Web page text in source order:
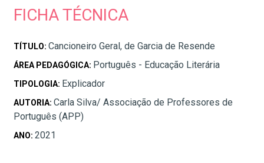
FICHA TÉCNICA
TÍTULO: Cancioneiro Geral, de Garcia de Resende
ÁREA PEDAGÓGICA: Português - Educação Literária
TIPOLOGIA: Explicador
AUTORIA: Carla Silva/ Associação de Professores de
Português (APP)
ANO: 2021